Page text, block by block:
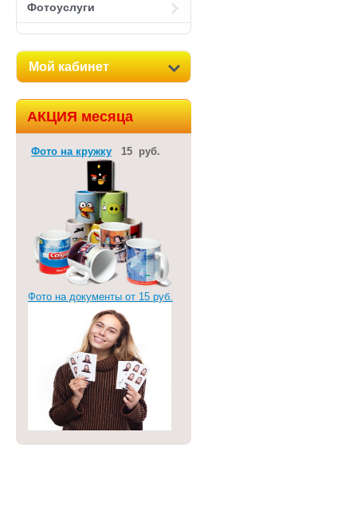
Фотоуслуги
Мой кабинет
АКЦИЯ месяца
Фото на кружку 15 руб.
Фото на документы от 15 руб.